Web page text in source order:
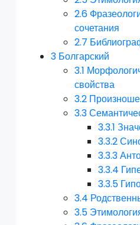
2.6
сочетания
2.7
3 Болгарский
3.1
свойства
3.2
3.3
3.3.1
3.3.2
3.3.3
3.3.4
3.3.5
3.4
3.5